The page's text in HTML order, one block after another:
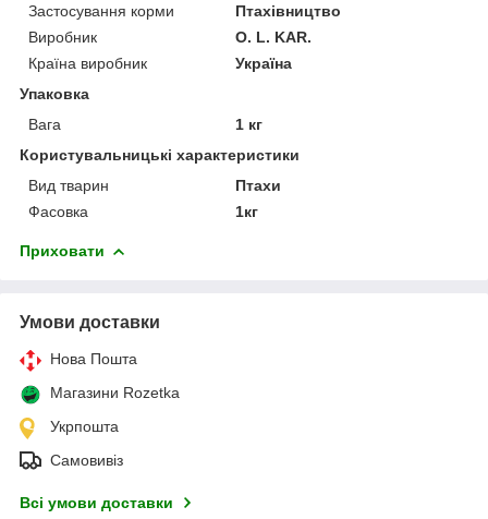
Застосування корми
Птахівництво
Виробник
O. L. KAR.
Країна виробник
Україна
Упаковка
Вага
1 кг
Користувальницькі характеристики
Вид тварин
Птахи
Фасовка
1кг
Приховати
Умови доставки
Нова Пошта
Магазини Rozetka
Укрпошта
Самовивіз
Всі умови доставки